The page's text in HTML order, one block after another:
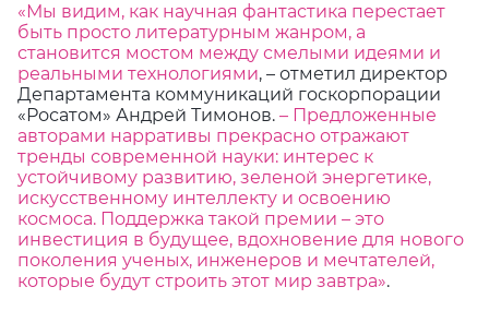
«Мы видим, как научная фантастика перестает
быть просто литературным жанром, а
становится мостом между смелыми идеями и
реальными технологиями, – отметил директор
Департамента коммуникаций госкорпорации
«Росатом» Андрей Тимонов. – Предложенные
авторами нарративы прекрасно отражают
тренды современной науки: интерес к
устойчивому развитию, зеленой энергетике,
искусственному интеллекту и освоению
космоса. Поддержка такой премии – это
инвестиция в будущее, вдохновение для нового
поколения ученых, инженеров и мечтателей,
которые будут строить этот мир завтра».